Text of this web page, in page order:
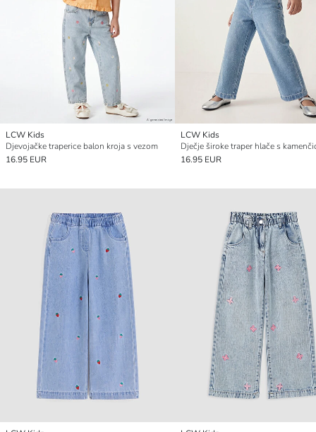
LCW Kids
Djevojačke traperice balon kroja s vezom
16.95 EUR
LCW Kids
Dječje široke traper hlače s
16.95 EUR